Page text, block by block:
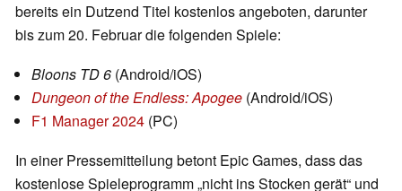
bereits ein Dutzend Titel kostenlos angeboten, darunter
bis zum 20. Februar die folgenden Spiele:
Bloons TD 6 (Android/iOS)
Dungeon of the Endless: Apogee (Android/iOS)
F1 Manager 2024 (PC)
In einer Pressemitteilung betont Epic Games, dass das
kostenlose Spieleprogramm „nicht ins Stocken gerät“ und